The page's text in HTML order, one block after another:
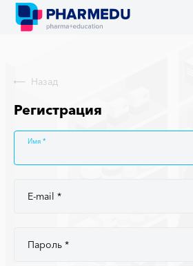
Назад
Регистрация
Имя
E-mail
Пароль